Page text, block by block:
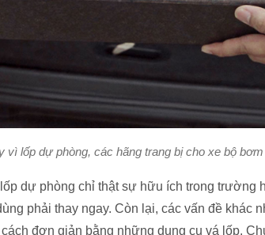
vì lốp dự phòng, các hãng trang bị cho xe bộ
dự phòng chỉ thật sự hữu ích trong trường
phải thay ngay. Còn lại, các vấn đề khác
đơn giản bằng những dụng cụ vá lốp.